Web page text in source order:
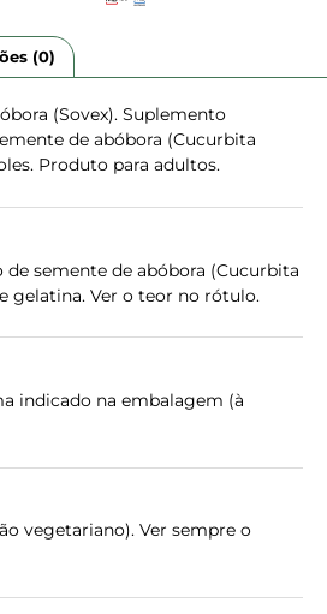
(0)
(Sovex). Suplemento
de abóbora (Cucurbita
Produto para adultos.
de semente de abóbora (Cucurbita
gelatina. Ver o teor no rótulo.
indicado na embalagem (à
vegetariano). Ver sempre o